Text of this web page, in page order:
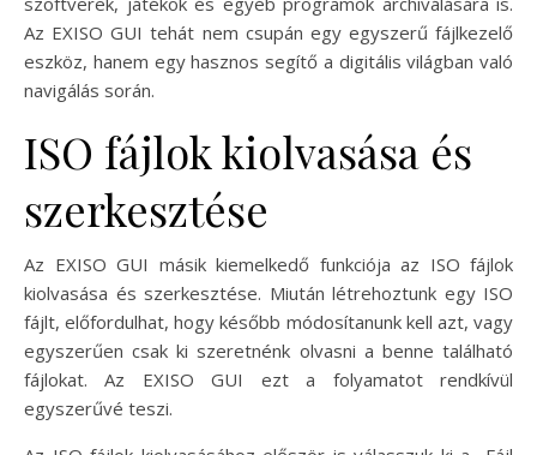
Az EXISO GUI tehát nem csupán egy egyszerű fájlkezelő
eszköz, hanem egy hasznos segítő a digitális világban való
navigálás során.
ISO fájlok kiolvasása és
szerkesztése
Az EXISO GUI másik kiemelkedő funkciója az ISO fájlok
kiolvasása és szerkesztése. Miután létrehoztunk egy ISO
fájlt, előfordulhat, hogy később módosítanunk kell azt, vagy
egyszerűen csak ki szeretnénk olvasni a benne található
fájlokat. Az EXISO GUI ezt a folyamatot rendkívül
egyszerűvé teszi.